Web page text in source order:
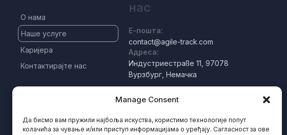
Manage Consent
Да бисмо вам пружили најбоља искуства, користимо технологије попут
колачића за чување и/или приступ информацијама о уређају. Сагласност за ове
О нама
Наше услуге
Каријера
Контактирајте нас
нас
Е-пошта:
contact@agile-track.com
Адреса:
Индустриестраßе 11, 97078
Вурзбург, Немачка